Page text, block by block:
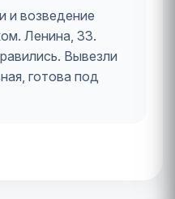
и возведение
Ленина, 33.
Вывезли
готова под